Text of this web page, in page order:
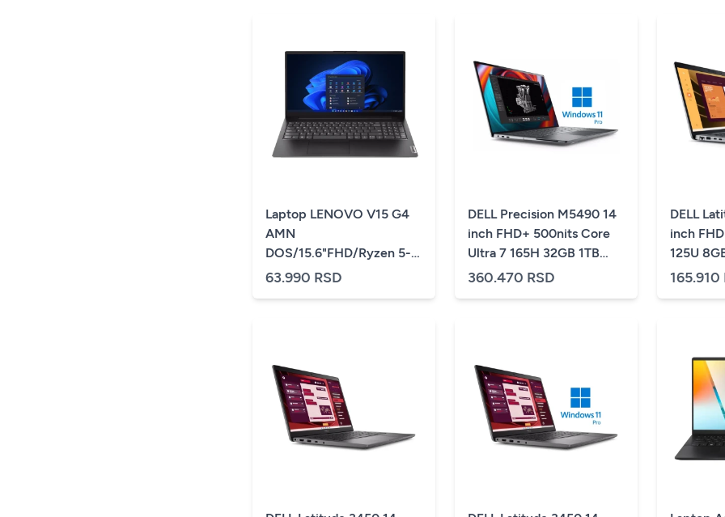
Laptop LENOVO V15 G4
AMN
DOS/15.6"FHD/Ryzen 5-
7520U/16GB/512GB/GLAN/SRB/crna
63.990 RSD
DELL Precision M5490 14
inch FHD+ 500nits Core
Ultra 7 165H 32GB 1TB
SSD RTX 2000 8GB
360.470 RSD
DELL
inch
125U
Backlit
165.910